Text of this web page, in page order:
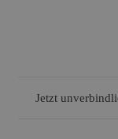
Jetzt